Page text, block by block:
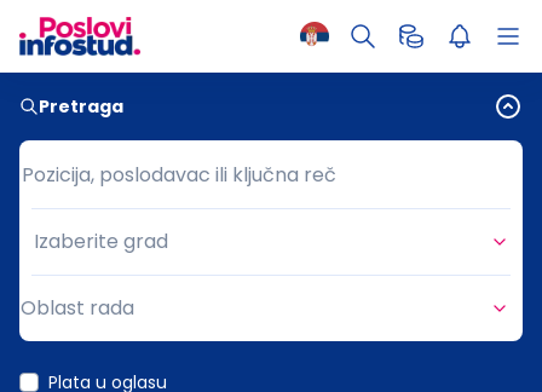
Pretraga
Pozicija, poslodavac ili ključna reč
Pozicija, poslodavac ili ključna reč
Grad
Izaberite grad
Oblast rada
Plata u oglasu